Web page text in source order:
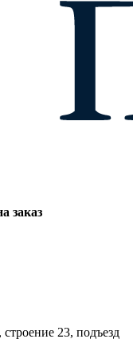
заказ
23, подъезд